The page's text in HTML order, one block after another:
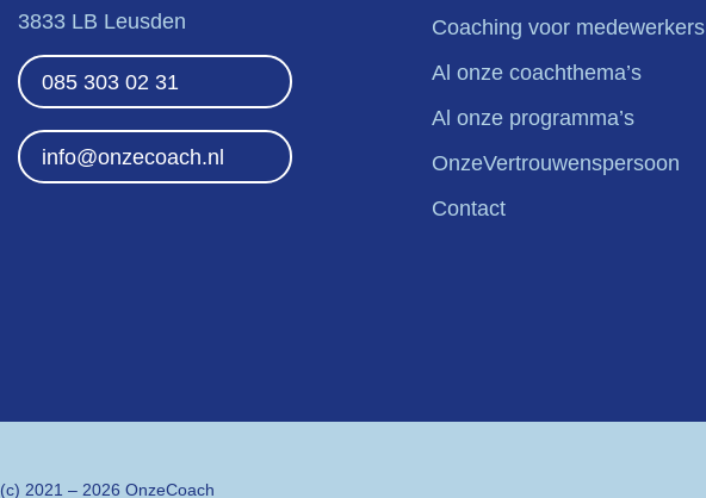
3833 LB Leusden
085 303 02 31
info@onzecoach.nl
Coaching voor medewerkers
Al onze coachthema’s
Al onze programma’s
OnzeVertrouwenspersoon
Contact
(c) 2021 – 2026 OnzeCoach